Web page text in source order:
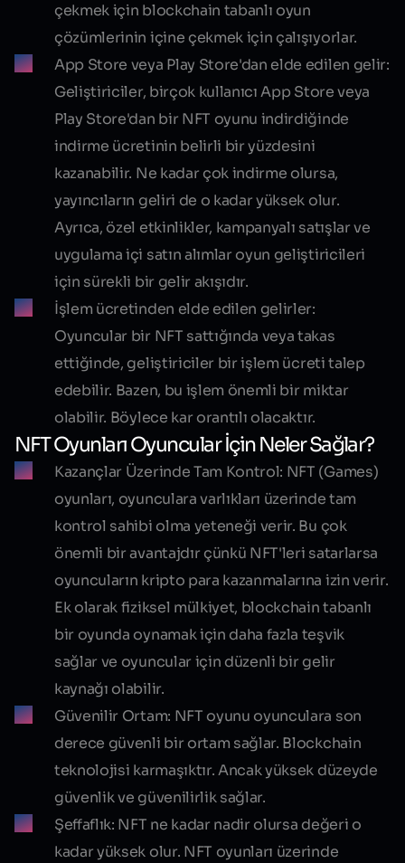
çekmek için blockchain tabanlı oyun
çözümlerinin içine çekmek için çalışıyorlar.
App Store veya Play Store'dan elde edilen gelir:
Geliştiriciler, birçok kullanıcı App Store veya
Play Store'dan bir NFT oyunu indirdiğinde
indirme ücretinin belirli bir yüzdesini
kazanabilir. Ne kadar çok indirme olursa,
yayıncıların geliri de o kadar yüksek olur.
Ayrıca, özel etkinlikler, kampanyalı satışlar ve
uygulama içi satın alımlar oyun geliştiricileri
için sürekli bir gelir akışıdır.
İşlem ücretinden elde edilen gelirler:
Oyuncular bir NFT sattığında veya takas
ettiğinde, geliştiriciler bir işlem ücreti talep
edebilir. Bazen, bu işlem önemli bir miktar
olabilir. Böylece kar orantılı olacaktır.
NFT Oyunları Oyuncular İçin Neler Sağlar?
Kazançlar Üzerinde Tam Kontrol: NFT (Games)
oyunları, oyunculara varlıkları üzerinde tam
kontrol sahibi olma yeteneği verir. Bu çok
önemli bir avantajdır çünkü NFT'leri satarlarsa
oyuncuların kripto para kazanmalarına izin verir.
Ek olarak fiziksel mülkiyet, blockchain tabanlı
bir oyunda oynamak için daha fazla teşvik
sağlar ve oyuncular için düzenli bir gelir
kaynağı olabilir.
Güvenilir Ortam: NFT oyunu oyunculara son
derece güvenli bir ortam sağlar. Blockchain
teknolojisi karmaşıktır. Ancak yüksek düzeyde
güvenlik ve güvenilirlik sağlar.
Şeffaflık: NFT ne kadar nadir olursa değeri o
kadar yüksek olur. NFT oyunları üzerinde